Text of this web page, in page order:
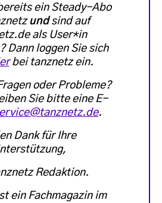
ein Steady-Abo
undsind auf
als User*in
Dann loggen Sie sich
bei tanznetz ein.
oder Probleme?
Sie bitte eine E-
.
Dank für Ihre
Redaktion.
ein Fachmagazin im